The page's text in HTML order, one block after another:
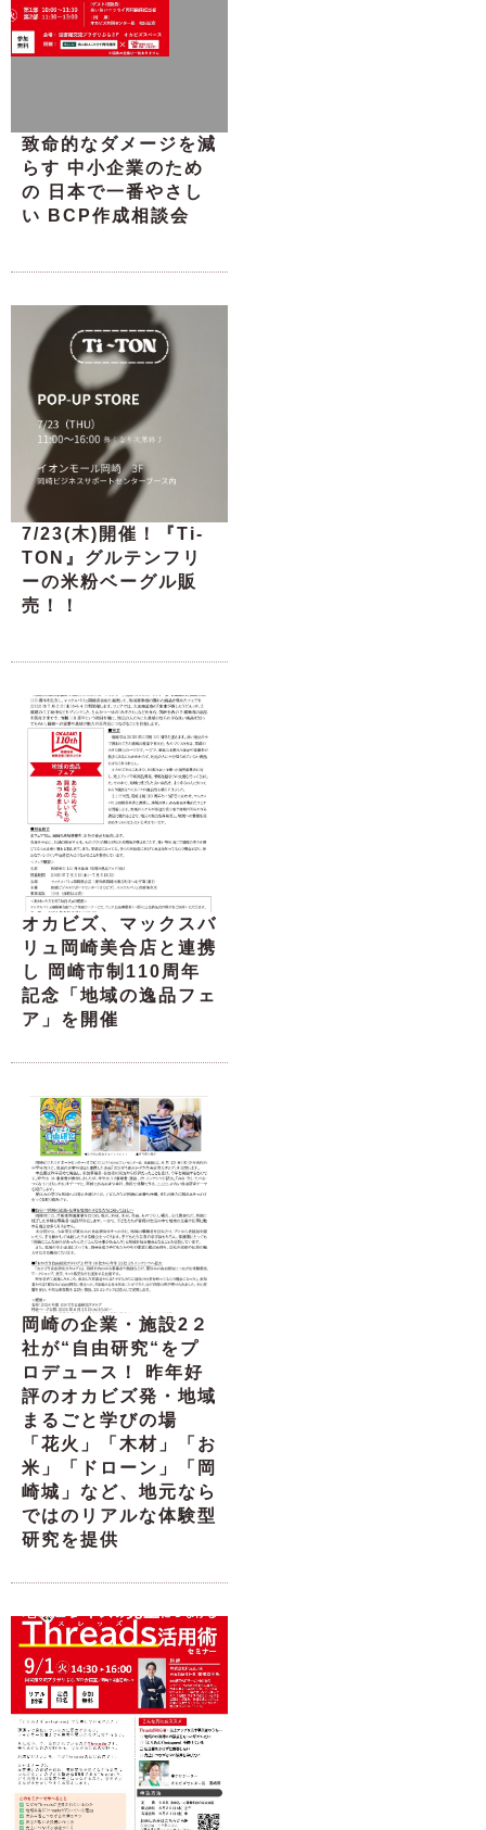
致命的なダメージを減
らす 中小企業のため
の 日本で一番やさし
い BCP作成相談会
7/23(木)開催！『Ti-
TON』グルテンフリ
ーの米粉ベーグル販
売！！
オカビズ、マックスバ
リュ岡崎美合店と連携
し 岡崎市制110周年
記念「地域の逸品フェ
ア」を開催
岡崎の企業・施設2２
社が“自由研究“をプ
ロデュース！ 昨年好
評のオカビズ発・地域
まるごと学びの場
「花火」「木材」「お
米」「ドローン」「岡
崎城」など、地元なら
ではのリアルな体験型
研究を提供